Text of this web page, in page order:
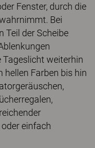
Fenster, durch die
Bei
Teil der Scheibe
weiterhin
hellen Farben bis hin
einfach